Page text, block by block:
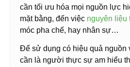
cần tối ưu hóa mọi nguồn lực
mặt bằng, đến việc nguyên liệu
móc pha chế, hay nhân sự…
Để sử dụng có hiệu quả nguồn
cần là người thực sự am hiểu